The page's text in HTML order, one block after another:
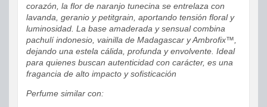
corazón, la flor de naranjo tunecina se entrelaza con
lavanda, geranio y petitgrain, aportando tensión floral y
luminosidad. La base amaderada y sensual combina
pachulí indonesio, vainilla de Madagascar y Ambrofix™,
dejando una estela cálida, profunda y envolvente. Ideal
para quienes buscan autenticidad con carácter, es una
fragancia de alto impacto y sofisticación
Perfume similar con: